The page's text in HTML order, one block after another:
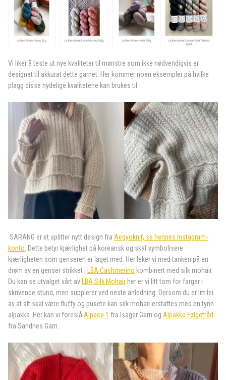
Vi liker å teste ut nye kvaliteter til mønstre som ikke nødvendigvis er
designet til akkurat dette garnet. Her kommer noen eksempler på hvilke
plagg disse nydelige kvalitetene kan brukes til.
SARANG er et splitter nytt design fra Aegyoknit, se hennes Instagram-
konto. Dette betyr kjærlighet på koreansk og skal symbolisere
kjærligheten som genseren er laget med. Her leker vi med tanken på en
drøm av en genser strikket i LBA Cashmerino kombinert med silk mohair.
Du kan se utvalget vårt av LBA Silk Mohair her er vi litt tom for farger i
skrivende stund, men supplerer ved neste anledning. Dersom du er litt lei
av at alt skal være fluffy og pusete kan silk mohair erstattes med en tynn
alpakka. Her kan vi foreslå Alpaca 1 fra Isager Garn og Alpakka Følgetråd
fra Sandnes Garn.